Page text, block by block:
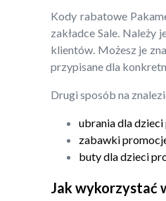
Kody rabatowe
zakładce Sale.
klientów. Możesz je
przypisane dla
Drugi sposób na
ubrania dla
zabawki
buty dla dzieci
Jak wykorzystać